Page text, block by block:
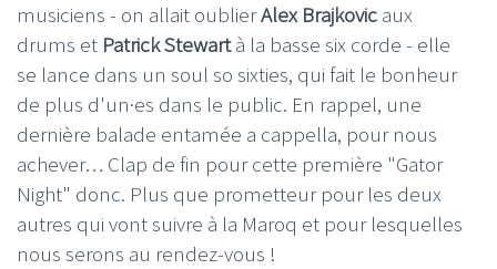
musiciens - on allait oublierAlex Brajkovic aux
drums et Patrick Stewartà la basse six corde - elle
se lance dans un soul so sixties, qui fait le bonheur
de plus d'un·es dans le public. En rappel, une
dernière balade entamée a cappella, pour nous
achever… Clap de fin pour cette première "Gator
Night" donc. Plus que prometteur pour les deux
autres qui vont suivre à la Maroq et pour lesquelles
nous serons au rendez-vous !